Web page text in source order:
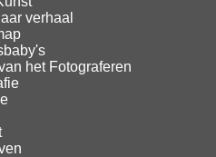
verhaal
het Fotograferen